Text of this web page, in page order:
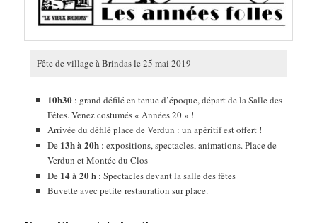
Fête de village à Brindas le 25 mai 2019
10h30 : grand défilé en tenue d’époque, départ de la Salle des
Fêtes. Venez costumés « Années 20 » !
Arrivée du défilé place de Verdun : un apéritif est offert !
De 13h à 20h : expositions, spectacles, animations. Place de
Verdun et Montée du Clos
De 14 à 20 h : Spectacles devant la salle des fêtes
Buvette avec petite restauration sur place.